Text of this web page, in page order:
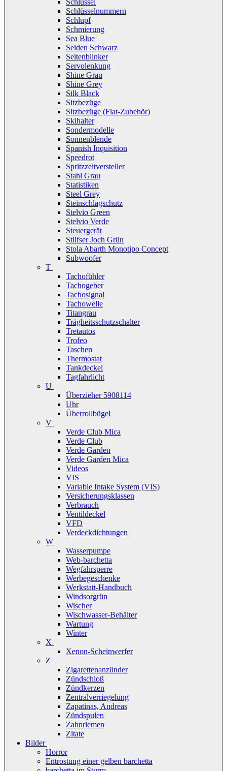
Schlüssel
Schlüsselnummern
Schlupf
Schmierung
Sea Blue
Seiden Schwarz
Seitenblinker
Servolenkung
Shine Grau
Shine Grey
Silk Black
Sitzbezüge
Sitzbezüge (Fiat-Zubehör)
Skihalter
Sondermodelle
Sonnenblende
Spanish Inquisition
Speedrot
Spritzzeitversteller
Stahl Grau
Statistiken
Steel Grey
Steinschlagschutz
Stelvio Green
Stelvio Verde
Steuergerät
Stilfser Joch Grün
Stola Abarth Monotipo Concept
Subwoofer
T
Tachofühler
Tachogeber
Tachosignal
Tachowelle
Titangrau
Trägheitsschutzschalter
Tretautos
Trofeo
Taschen
Thermostat
Tankdeckel
Tagfahrlicht
U
Überzieher 5908114
Uhr
Überrollbügel
V
Verde Club Mica
Verde Club
Verde Garden
Verde Garden Mica
Videos
VIS
Variable Intake System (VIS)
Versicherungsklassen
Verbrauch
Ventildeckel
VFD
Verdeckdichtungen
W
Wasserpumpe
Web-barchetta
Wegfahrsperre
Werbegeschenke
Werkstatt-Handbuch
Windsorgrün
Wischer
Wischwasser-Behälter
Wartung
Winter
X
Xenon-Scheinwerfer
Z
Zigarettenanzünder
Zündschloß
Zündkerzen
Zentralverriegelung
Zapatinas, Andreas
Zündspulen
Zahnriemen
Zitate
Bilder
Horror
Entrostung einer gelben barchetta